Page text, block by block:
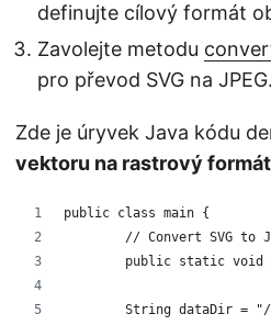
definujte cílový formát
Zavolejte metodu
pro převod SVG na JPEG.
Zde je úryvek Java kódu
vektoru na rastrový
public class main {
// Convert SVG to
public static
String dataDir =